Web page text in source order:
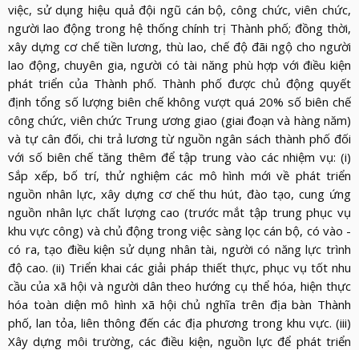
việc, sử dụng hiệu quả đội ngũ cán bộ, công chức, viên chức,
người lao động trong hệ thống chính trị Thành phố; đồng thời,
xây dựng cơ chế tiền lương, thù lao, chế độ đãi ngộ cho người
lao động, chuyên gia, người có tài năng phù hợp với điều kiện
phát triển của Thành phố. Thành phố được chủ động quyết
định tổng số lượng biên chế không vượt quá 20% số biên chế
công chức, viên chức Trung ương giao (giai đoạn và hàng năm)
và tự cân đối, chi trả lương từ nguồn ngân sách thành phố đối
với số biên chế tăng thêm để tập trung vào các nhiệm vụ: (i)
Sắp xếp, bố trí, thử nghiệm các mô hình mới về phát triển
nguồn nhân lực, xây dựng cơ chế thu hút, đào tạo, cung ứng
nguồn nhân lực chất lượng cao (trước mắt tập trung phục vụ
khu vực công) và chủ động trong việc sàng lọc cán bộ, có vào -
có ra, tạo điều kiện sử dụng nhân tài, người có năng lực trình
độ cao. (ii) Triển khai các giải pháp thiết thực, phục vụ tốt nhu
cầu của xã hội và người dân theo hướng cụ thể hóa, hiện thực
hóa toàn diện mô hình xã hội chủ nghĩa trên địa bàn Thành
phố, lan tỏa, liên thông đến các địa phương trong khu vực. (iii)
Xây dựng môi trường, các điều kiện, nguồn lực để phát triển